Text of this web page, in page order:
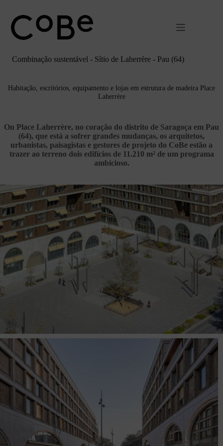
conteúdo
Combinação sustentável - Sítio de Laherrère - Pau (64)
Habitação, escritórios, equipamento e lojas em estrutura de madeira Place
Laherrère
On Place Laherrère, no coração do distrito de Saragoça em Pau
(64), que está a sofrer grandes mudanças, os arquitetos,
urbanistas, paisagistas e gestores de projeto do CoBe estão a
trazer ao terreno dois edifícios de 11.210 m² de um programa
ambicioso.